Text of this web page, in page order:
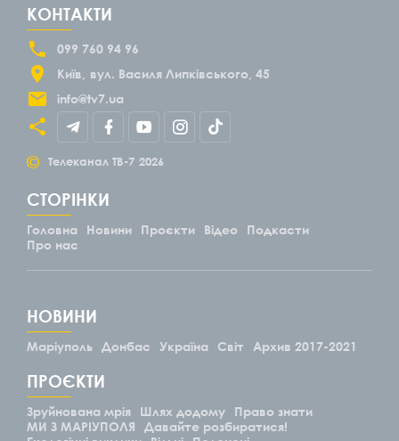
КОНТАКТИ
099 760 94 96
Київ
вул. Василя Липківського, 45
info@tv7.ua
© Телеканал ТВ-7 2026
СТОРІНКИ
Головна Новини Проєкти Відео
Подкасти
Про нас
НОВИНИ
Маріуполь Донбас Україна Світ Архив 2017-2021
ПРОЄКТИ
Зруйнована мрія Шлях додому
Право знати
МИ З МАРІУПОЛЯ
Давайте розбиратися!